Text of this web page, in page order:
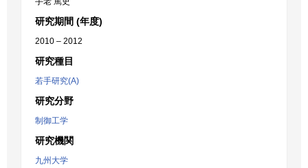
研究期間 (年度)
2010 – 2012
研究種目
若手研究(A)
研究分野
制御工学
研究機関
九州大学